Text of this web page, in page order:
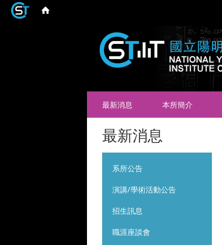
最新消息 本所簡介
最新消息
系所公告
演講/學術活動公告
招生訊息
職涯座談會